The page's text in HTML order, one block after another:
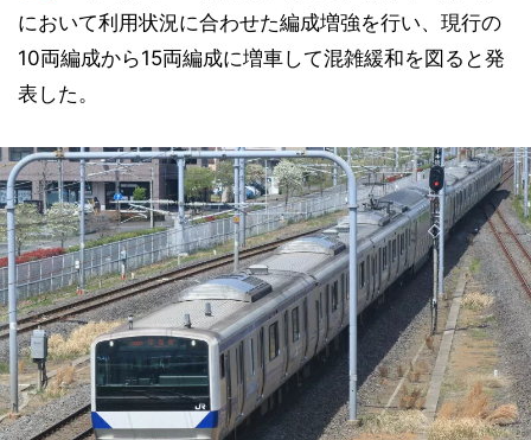
において利用状況に合わせた編成増強を行い、現行の
10両編成から15両編成に増車して混雑緩和を図ると発
表した。